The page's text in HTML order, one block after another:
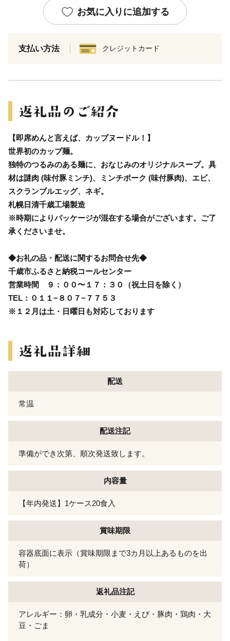
お気に入りに追加する
支払い方法 クレジットカード
【即席めんと言えば、カップヌードル！】
世界初のカップ麺。
独特のつるみのある麺に、おなじみのオリジナルスープ。具
材は謎肉 (味付豚ミンチ)、ミンチポーク (味付豚肉)、エビ、
スクランブルエッグ、ネギ。
札幌日清千歳工場製造
※時期によりパッケージが混在する場合がございます。ご了
承くださいませ。
◆お礼の品・配送に関するお問合せ先◆
千歳市ふるさと納税コールセンター
営業時間 ９：００〜１７：３０（祝土日を除く）
TEL：０１１−８０７−７７５３
※１２月は土・日曜日も対応しております
配送
常温
配送注記
準備ができ次第、順次発送致します。
内容量
【年内発送】1ケース20食入
賞味期限
容器底面に表示（賞味期限まで3カ月以上あるものを出
荷）
返礼品注記
アレルギー：卵・乳成分・小麦・えび・豚肉・鶏肉・大
豆・ごま